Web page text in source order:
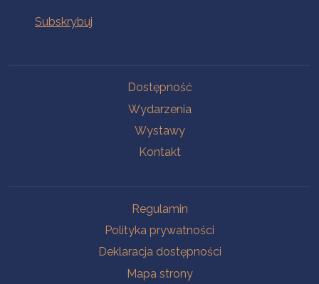
Dostępność
Wydarzenia
Wystawy
Kontakt
Regulamin
Polityka prywatności
Deklaracja dostępności
Mapa strony